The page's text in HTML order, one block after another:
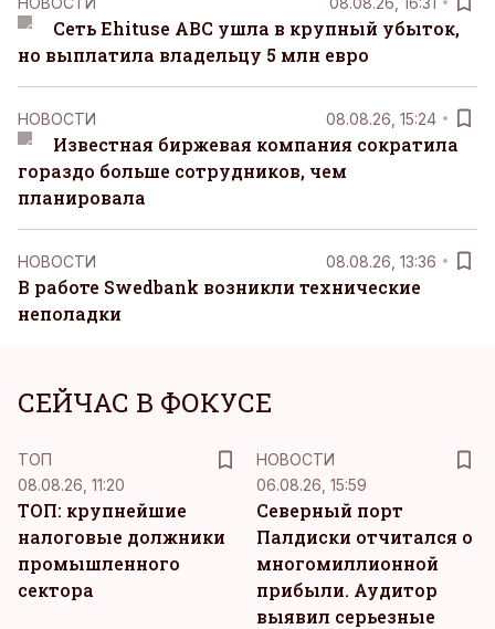
Сеть Ehituse ABC ушла в крупный убыток,
но выплатила владельцу 5 млн евро
НОВОСТИ 08.08.26, 15:24
Известная биржевая компания сократила
гораздо больше сотрудников, чем
планировала
НОВОСТИ 08.08.26, 13:36
В работе Swedbank возникли технические
неполадки
СЕЙЧАС В ФОКУСЕ
ТОП
08.08.26, 11:20
ТОП: крупнейшие
налоговые должники
промышленного
сектора
НОВОСТИ
06.08.26, 15:59
Северный порт
Палдиски отчитался о
многомиллионной
прибыли. Аудитор
выявил серьезные